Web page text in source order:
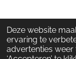
Deze website
ervaring te
advertenties